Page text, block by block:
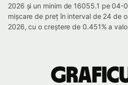
2026 și un minim de 16055.1 pe 04-
mișcare de preț în interval de 24 de
2026, cu o creștere de 0.451% a